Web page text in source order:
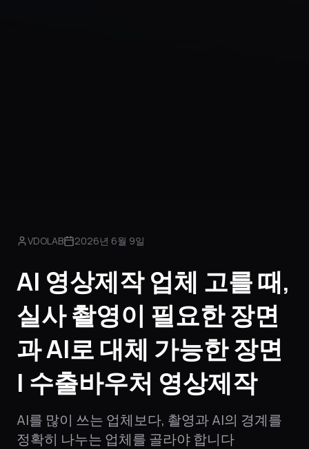
VDOLAB 2026년 6월 9일
AI 영상제작 업체 고를 때,
실사 촬영이 필요한 장면
과 AI로 대체 가능한 장면
| 수출바우처 영상제작
AI를 많이 쓰는 업체보다, 촬영과 AI의 경계를
정확히 나누는 업체를 골라야 합니다